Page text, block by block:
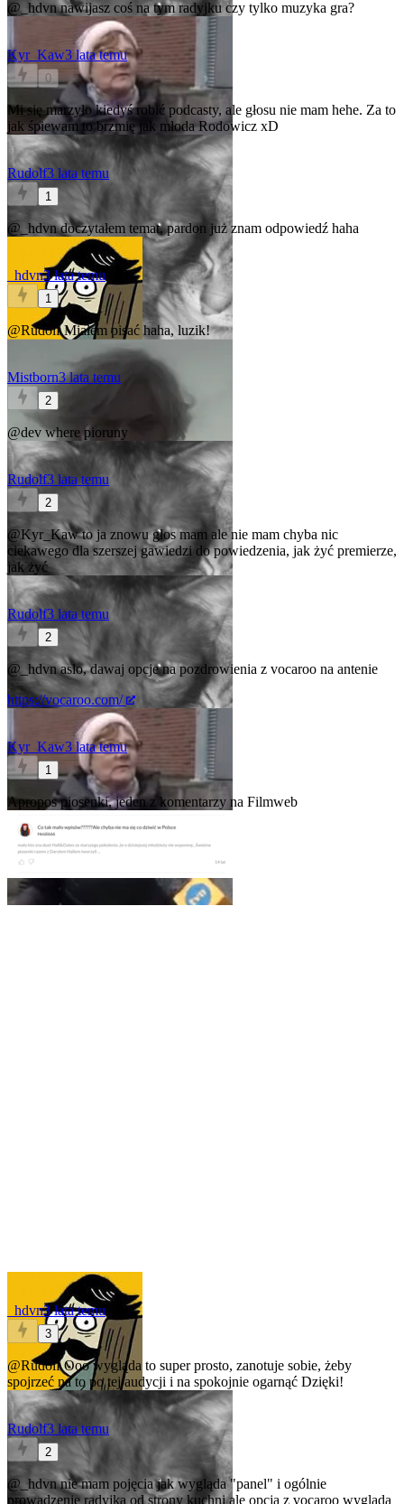
@_hdvnnawijasz coś na tym radyjku czy tylko muzyka gra?
Kyr_Kaw3 lata temu
0
Mi się marzyło kiedyś robić podcasty, ale głosu nie mam hehe. Za to
jak śpiewam to brzmię jak młoda Rodowicz xD
Rudolf3 lata temu
1
@_hdvndoczytałem temat, pardon już znam odpowiedź haha
_hdvn3 lata temu
1
@RudolfMiałem pisać haha, luzik!
Mistborn3 lata temu
2
@devwhere pioruny
Rudolf3 lata temu
2
@Kyr_Kawto ja znowu głos mam ale nie mam chyba nic
ciekawego dla szerszej gawiedzi do powiedzenia, jak żyć premierze,
jak żyć
Rudolf3 lata temu
2
@_hdvnaslo, dawaj opcje na pozdrowienia z vocaroo na antenie
https://vocaroo.com/
Kyr_Kaw3 lata temu
1
Apropos piosenki, jeden z komentarzy na Filmweb
_hdvn3 lata temu
3
@RudolfOoo wygląda to super prosto, zanotuje sobie, żeby
spojrzeć na to po tej audycji i na spokojnie ogarnąć Dzięki!
Rudolf3 lata temu
2
@_hdvnnie mam pojęcia jak wygląda "panel" i ogólnie
prowadzenie radyjka od strony kuchni ale opcja z vocaroo wygląda